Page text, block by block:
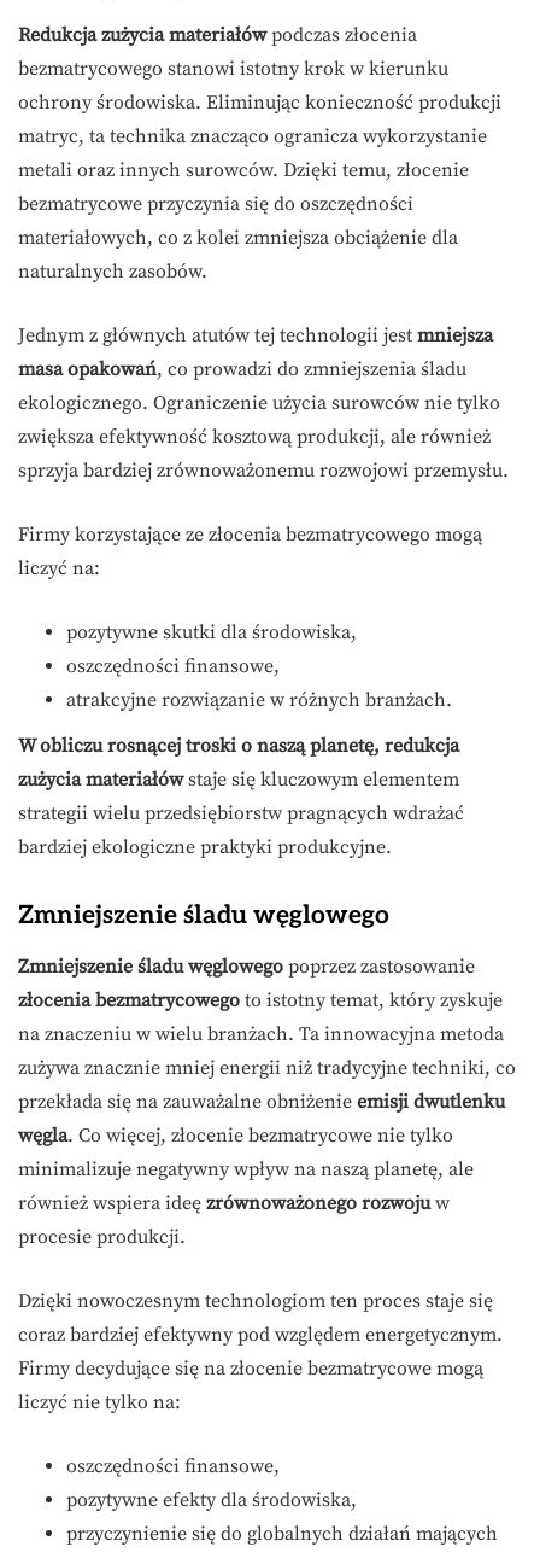
Redukcja zużycia materiałówpodczas złocenia
bezmatrycowego stanowi istotny krok w kierunku
ochrony środowiska. Eliminując konieczność produkcji
matryc, ta technika znacząco ogranicza wykorzystanie
metali oraz innych surowców. Dzięki temu, złocenie
bezmatrycowe przyczynia się do oszczędności
materiałowych, co z kolei zmniejsza obciążenie dla
naturalnych zasobów.
Jednym z głównych atutów tej technologii jest mniejsza
masa opakowań, co prowadzi do zmniejszenia śladu
ekologicznego. Ograniczenie użycia surowców nie tylko
zwiększa efektywność kosztową produkcji, ale również
sprzyja bardziej zrównoważonemu rozwojowi przemysłu.
Firmy korzystające ze złocenia bezmatrycowego mogą
liczyć na:
pozytywne skutki dla środowiska,
oszczędności finansowe,
atrakcyjne rozwiązanie w różnych branżach.
W obliczu rosnącej troski o naszą planetę, redukcja
zużycia materiałówstaje się kluczowym elementem
strategii wielu przedsiębiorstw pragnących wdrażać
bardziej ekologiczne praktyki produkcyjne.
Zmniejszenie śladu węglowego
Zmniejszenie śladu węglowego poprzez zastosowanie
złocenia bezmatrycowego to istotny temat, który zyskuje
na znaczeniu w wielu branżach. Ta innowacyjna metoda
zużywa znacznie mniej energii niż tradycyjne techniki, co
przekłada się na zauważalne obniżenie emisji dwutlenku
węgla. Co więcej, złocenie bezmatrycowe nie tylko
minimalizuje negatywny wpływ na naszą planetę, ale
również wspiera ideę zrównoważonego rozwojuw
procesie produkcji.
Dzięki nowoczesnym technologiom ten proces staje się
coraz bardziej efektywny pod względem energetycznym.
Firmy decydujące się na złocenie bezmatrycowe mogą
liczyć nie tylko na:
oszczędności finansowe,
pozytywne efekty dla środowiska,
przyczynienie się do globalnych działań mających